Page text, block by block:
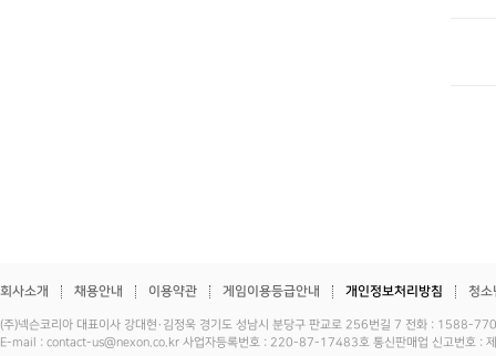
회사소개 채용안내 이용약관 게임이용등급안내 개인정보처리방침 청소
(주)넥슨코리아 대표이사 강대현·김정욱 경기도 성남시 분당구 판교로 256번길 7 전화 :
E-mail : contact-us@nexon.co.kr 사업자등록번호 : 220-87-17483호 통신판매업 신고번호 :